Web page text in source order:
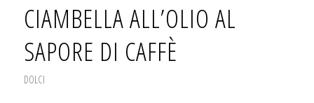
CIAMBELLA ALL’OLIO AL
SAPORE DI CAFFÈ
DOLCI